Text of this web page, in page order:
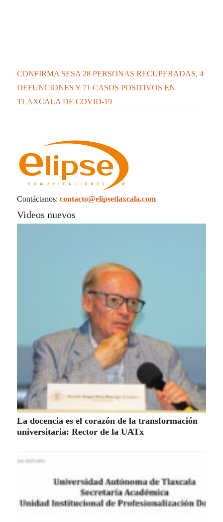
CONFIRMA SESA 28 PERSONAS RECUPERADAS, 4
DEFUNCIONES Y 71 CASOS POSITIVOS EN
TLAXCALA DE COVID-19
Contáctanos: contacto@elipsetlaxcala.com
Videos nuevos
La docencia es el corazón de la transformación
universitaria: Rector de la UATx